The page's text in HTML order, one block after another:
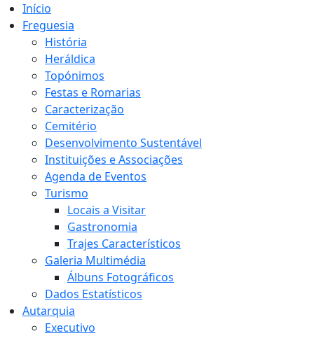
Início
Freguesia
História
Heráldica
Topónimos
Festas e Romarias
Caracterização
Cemitério
Desenvolvimento Sustentável
Instituições e Associações
Agenda de Eventos
Turismo
Locais a Visitar
Gastronomia
Trajes Característicos
Galeria Multimédia
Álbuns Fotográficos
Dados Estatísticos
Autarquia
Executivo